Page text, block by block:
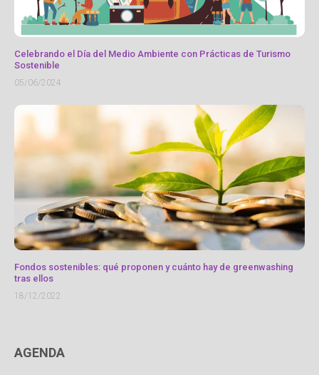
Celebrando el Día del Medio Ambiente con Prácticas de Turismo
Sostenible
05/06/2024
Fondos sostenibles: qué proponen y cuánto hay de greenwashing
tras ellos
18/12/2022
AGENDA